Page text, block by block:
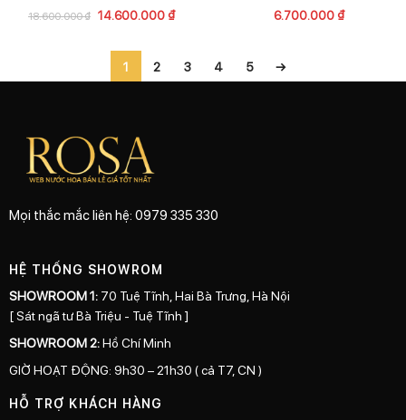
18.600.000₫ 14.600.000 ₫ 6.700.000 ₫
1 2 3 4 5 →
Mọi thắc mắc liên hệ: 0979 335 330
HỆ THỐNG SHOWROM
SHOWROOM 1: 70 Tuệ Tĩnh, Hai Bà Trưng, Hà Nội
[ Sát ngã tư Bà Triệu - Tuệ Tĩnh ]
SHOWROOM 2:Hồ Chí Minh
GIỜ HOẠT ĐỘNG: 9h30 – 21h30 ( cả T7, CN )
HỖ TRỢ KHÁCH HÀNG